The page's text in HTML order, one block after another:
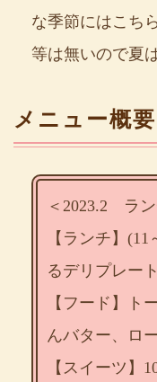
な季節にはこち
等は無いので夏
メニュー概要
＜2023.2 ラン
【ランチ】
るデリプレート
【フード】ト
んバター、ロ
【スイーツ】